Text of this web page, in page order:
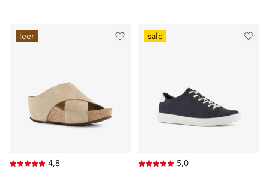
leer
4,8
sale
5,0